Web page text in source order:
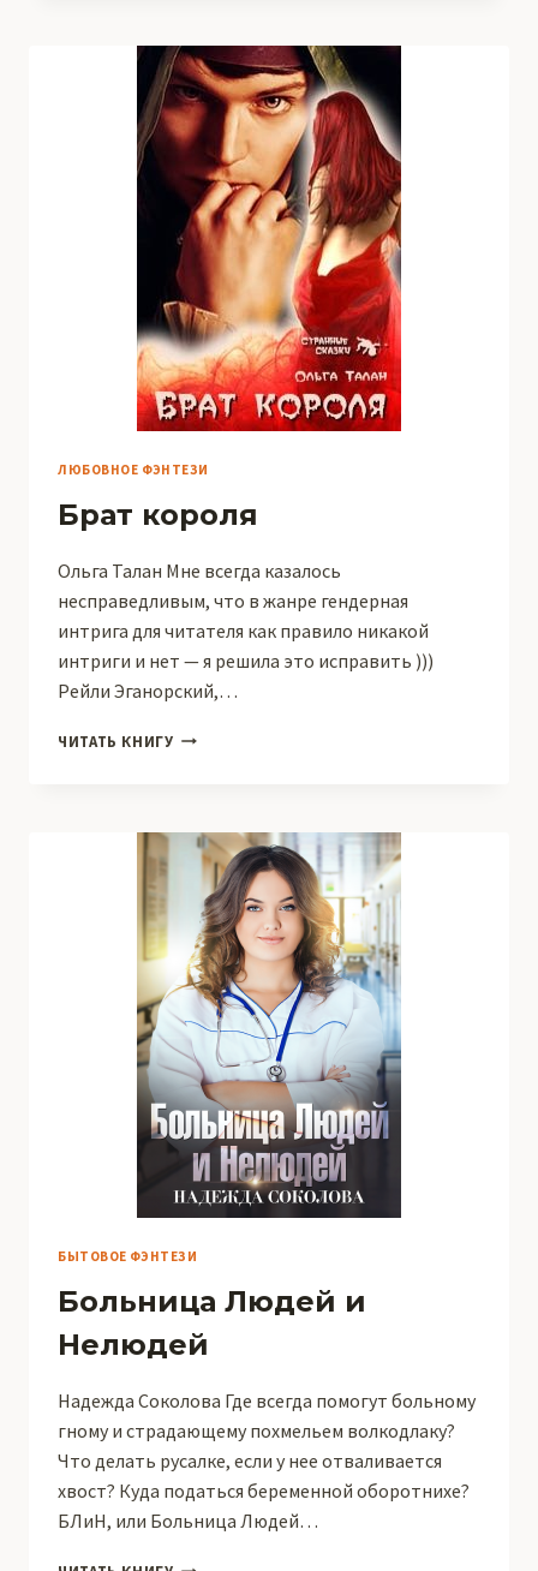
ПОПАЛА
ПО
СОБСТВЕННОМУ
ЖЕЛАНИЮ
3
ЛЮБОВНОЕ ФЭНТЕЗИ
Брат короля
Ольга Талан Мне всегда казалось
несправедливым, что в жанре гендерная
интрига для читателя как правило никакой
интриги и нет — я решила это исправить )))
Рейли Эганорский,…
ЧИТАТЬ КНИГУ БРАТ
БЫТОВОЕ ФЭНТЕЗИ
Больница Людей и
Нелюдей
Надежда Соколова Где всегда помогут больному
гному и страдающему похмельем волкодлаку?
Что делать русалке, если у нее отваливается
хвост? Куда податься беременной оборотнихе?
БЛиН, или Больница Людей…